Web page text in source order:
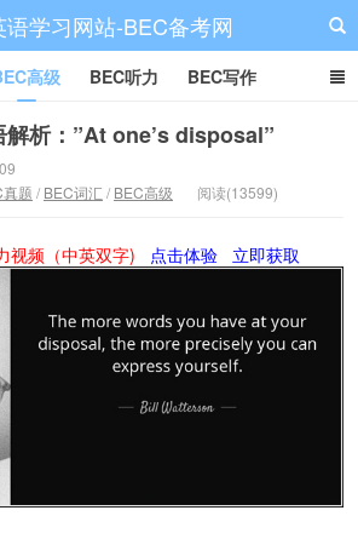
语学习网站-BEC备考网
高级 BEC听力 BEC写作
BEC视频 BEC真题 BEC备考
析：”At one’s disposal”
题 / BEC词汇 / BEC高级 阅读(13599)
视频（中英双字) 点击体验 立即获取